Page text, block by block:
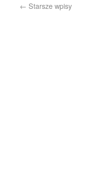
← Starsze wpisy